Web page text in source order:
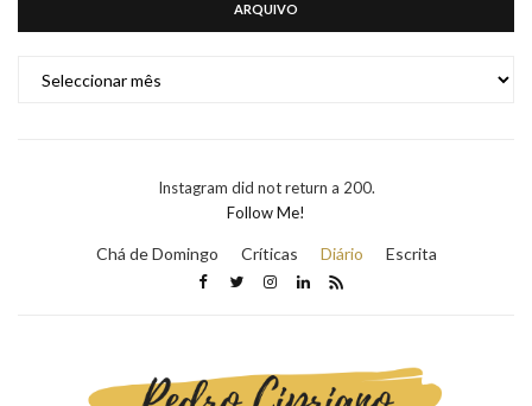
ARQUIVO
Instagram did not return a 200.
Follow Me!
Chá de Domingo Críticas Diário Escrita